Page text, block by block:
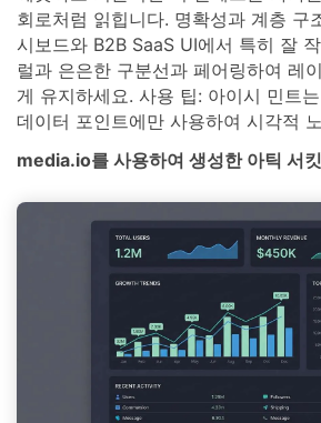
회로처럼 읽힙니다. 명확성과 계층 구
시보드와 B2B SaaS UI에서 특히 잘
럴과 은은한 구분선과 페어링하여 레
게 유지하세요. 사용 팁: 아이시 민트
데이터 포인트에만 사용하여 시각적
media.io를 사용하여 생성한 아틱 서